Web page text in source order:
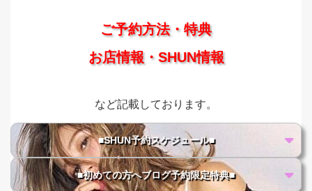
ご予約方法・特典
お店情報・SHUN情報
など記載しております。
■SHUN予約スケジュール■
■初めての方へブログ予約限定特典■